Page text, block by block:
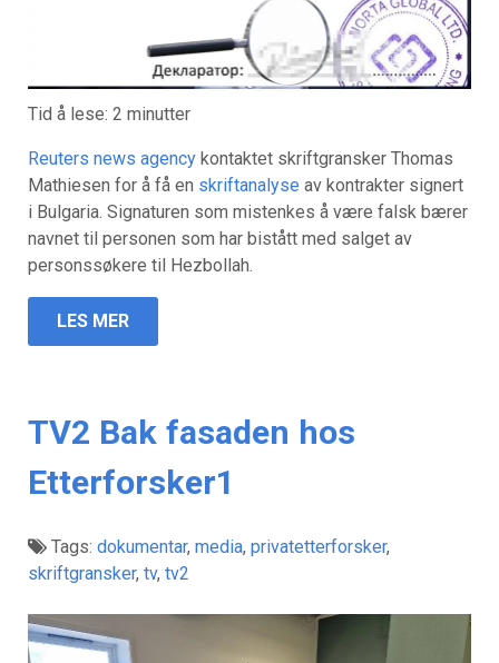
Tid å lese: 2 minutter
Reuters news agency kontaktet skriftgransker Thomas
Mathiesen for å få en skriftanalyse av kontrakter signert
i Bulgaria. Signaturen som mistenkes å være falsk bærer
navnet til personen som har bistått med salget av
personssøkere til Hezbollah.
LES MER
TV2 Bak fasaden hos
Etterforsker1
Tags: dokumentar, media, privatetterforsker,
skriftgransker, tv, tv2